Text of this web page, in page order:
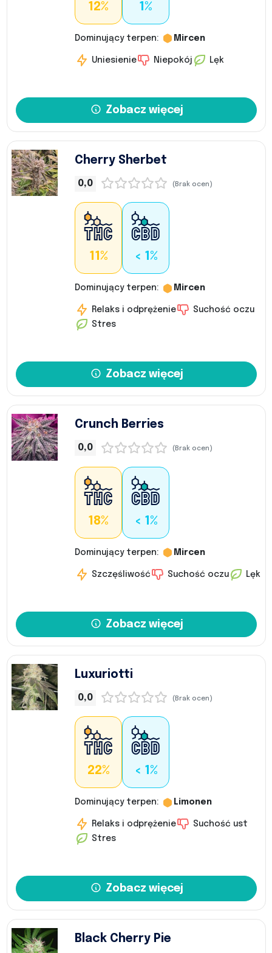
12% 1%
Dominujący terpen: Mircen
Uniesienie Niepokój Lęk
Zobacz więcej
Cherry Sherbet
0,0 (Brak ocen)
11% < 1%
Dominujący terpen: Mircen
Relaks i odprężenie
Suchość oczu
Stres
Zobacz więcej
Crunch Berries
0,0 (Brak ocen)
18% < 1%
Dominujący terpen: Mircen
Szczęśliwość Suchość oczu Lęk
Zobacz więcej
Luxuriotti
0,0 (Brak ocen)
22% < 1%
Dominujący terpen: Limonen
Relaks i odprężenie
Suchość ust
Stres
Zobacz więcej
Black Cherry Pie